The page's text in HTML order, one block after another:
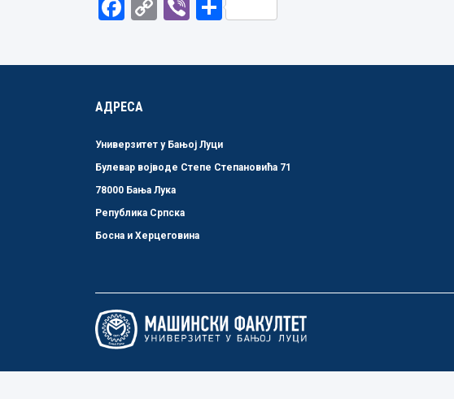
Facebook
CopyViberShare
АДРЕСА
Универзитет у Бањој Луци
Булевар војводе Степе Степановића 71
78000 Бања Лука
Република Српска
Босна и Херцеговина